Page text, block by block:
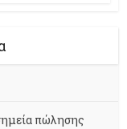
πώλησης